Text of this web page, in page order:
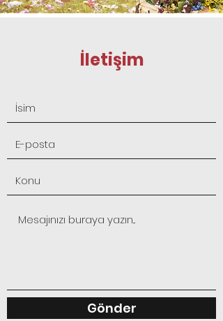
İletişim
Gönder